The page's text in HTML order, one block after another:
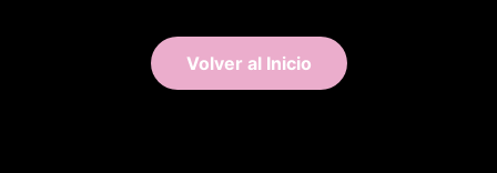
Volver al Inicio